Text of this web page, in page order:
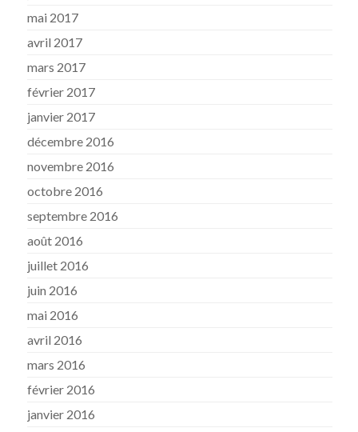
mai 2017
avril 2017
mars 2017
février 2017
janvier 2017
décembre 2016
novembre 2016
octobre 2016
septembre 2016
août 2016
juillet 2016
juin 2016
mai 2016
avril 2016
mars 2016
février 2016
janvier 2016